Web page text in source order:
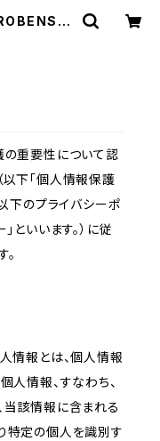
O
の重要性について認
下「個人情報保護
下のプライバシーポ
といいます。）に従
情報とは、個人情報
情報、すなわち、
当該情報に含まれる
特定の個人を識別す